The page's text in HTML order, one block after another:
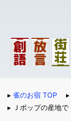
雀のお宿 TOP
Ｊポップの産地で